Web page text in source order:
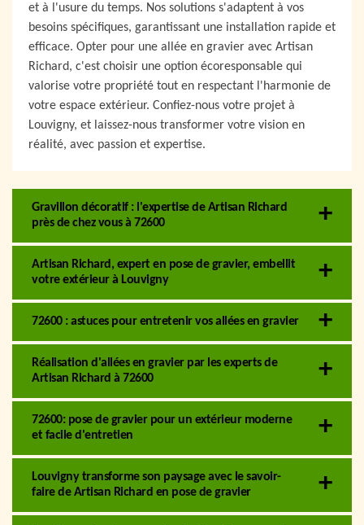
et à l'usure du temps. Nos solutions s'adaptent à vos
besoins spécifiques, garantissant une installation rapide et
efficace. Opter pour une allée en gravier avec Artisan
Richard, c'est choisir une option écoresponsable qui
valorise votre propriété tout en respectant l'harmonie de
votre espace extérieur. Confiez-nous votre projet à
Louvigny, et laissez-nous transformer votre vision en
réalité, avec passion et expertise.
Gravillon décoratif : l'expertise de Artisan Richard
près de chez vous à 72600
Artisan Richard, expert en pose de gravier, embellit
votre extérieur à Louvigny
72600 : astuces pour entretenir vos allées en gravier
Réalisation d'allées en gravier par les experts de
Artisan Richard à 72600
72600: pose de gravier pour un extérieur moderne
et facile d'entretien
Louvigny transforme son paysage avec le savoir-
faire de Artisan Richard en pose de gravier